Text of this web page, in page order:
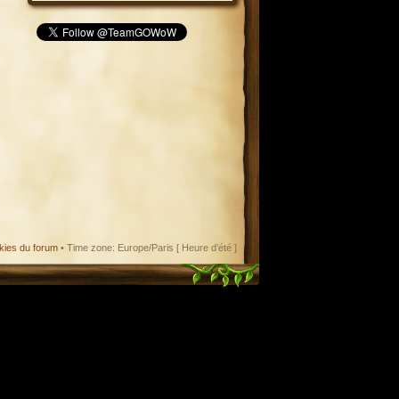
du forum • Time zone: Europe/Paris [ Heure d’été ]